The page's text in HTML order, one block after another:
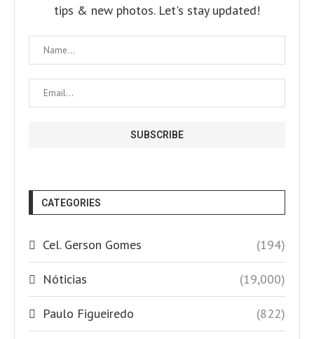
tips & new photos. Let's stay updated!
CATEGORIES
Cel. Gerson Gomes (194)
Nóticias (19,000)
Paulo Figueiredo (822)